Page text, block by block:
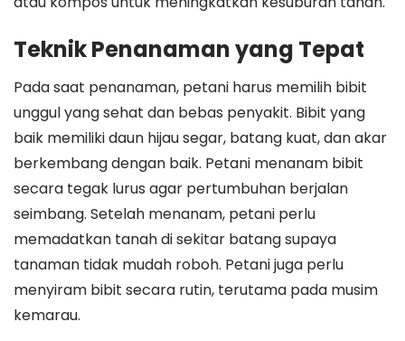
Teknik Penanaman yang Tepat
Pada saat penanaman, petani harus memilih bibit
unggul yang sehat dan bebas penyakit. Bibit yang
baik memiliki daun hijau segar, batang kuat, dan akar
berkembang dengan baik. Petani menanam bibit
secara tegak lurus agar pertumbuhan berjalan
seimbang. Setelah menanam, petani perlu
memadatkan tanah di sekitar batang supaya
tanaman tidak mudah roboh. Petani juga perlu
menyiram bibit secara rutin, terutama pada musim
kemarau.